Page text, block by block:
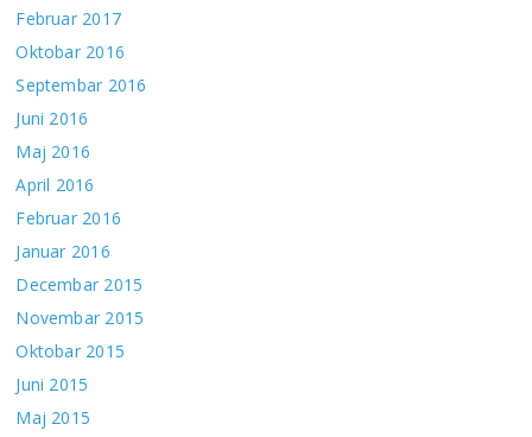
Februar 2017
Oktobar 2016
Septembar 2016
Juni 2016
Maj 2016
April 2016
Februar 2016
Januar 2016
Decembar 2015
Novembar 2015
Oktobar 2015
Juni 2015
Maj 2015